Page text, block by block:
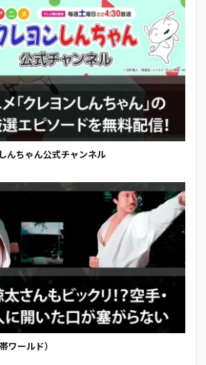
んちゃん公式チャンネル
ールド）